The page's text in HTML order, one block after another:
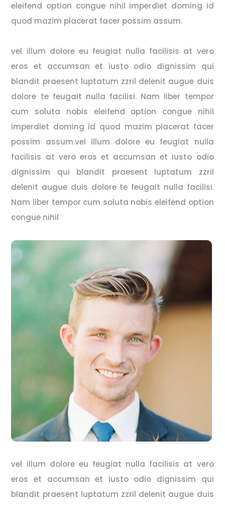
eleifend option congue nihil imperdiet doming id
quod mazim placerat facer possim assum.
vel illum dolore eu feugiat nulla facilisis at vero
eros et accumsan et iusto odio dignissim qui
blandit praesent luptatum zzril delenit augue duis
dolore te feugait nulla facilisi. Nam liber tempor
cum soluta nobis eleifend option congue nihil
imperdiet doming id quod mazim placerat facer
possim assum.vel illum dolore eu feugiat nulla
facilisis at vero eros et accumsan et iusto odio
dignissim qui blandit praesent luptatum zzril
delenit augue duis dolore te feugait nulla facilisi.
Nam liber tempor cum soluta nobis eleifend option
congue nihil
vel illum dolore eu feugiat nulla facilisis at vero
eros et accumsan et iusto odio dignissim qui
blandit praesent luptatum zzril delenit augue duis